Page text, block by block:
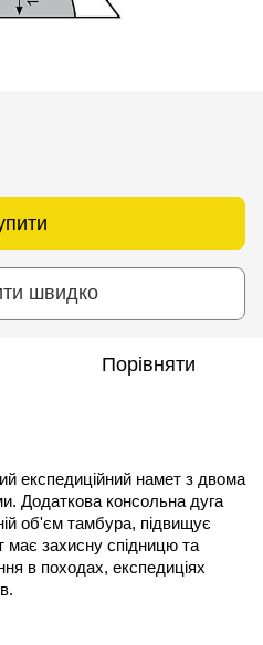
швидко
Порівняти
експедиційний намет з двома
Додаткова консольна дуга
об'єм тамбура, підвищує
має захисну спідницю та
в походах, експедиціях